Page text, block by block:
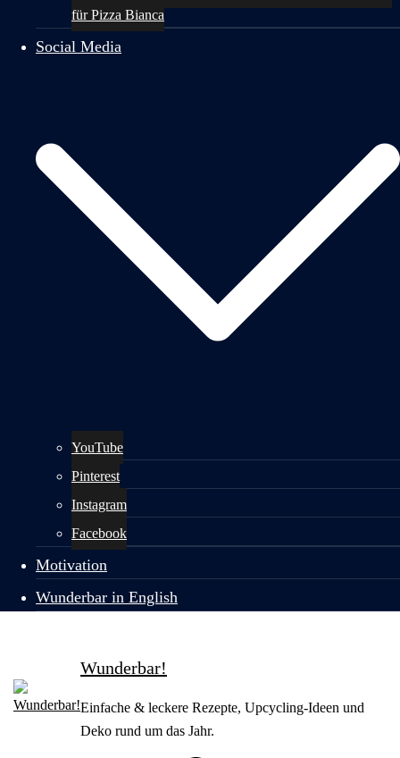
für Pizza Bianca
Social Media
YouTube
Pinterest
Instagram
Facebook
Motivation
Wunderbar in English
Wunderbar!
Einfache & leckere Rezepte, Upcycling-Ideen und
Deko rund um das Jahr.